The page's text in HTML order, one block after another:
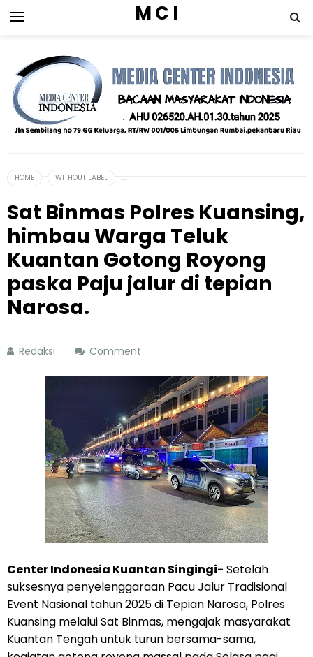
M C I
HOME WITHOUT LABEL
Sat Binmas Polres Kuansing,
himbau Warga Teluk
Kuantan Gotong Royong
paska Paju jalur di tepian
Narosa.
Redaksi Comment
Center Indonesia Kuantan Singingi- Setelah
suksesnya penyelenggaraan Pacu Jalur Tradisional
Event Nasional tahun 2025 di Tepian Narosa, Polres
Kuansing melalui Sat Binmas, mengajak masyarakat
Kuantan Tengah untuk turun bersama-sama,